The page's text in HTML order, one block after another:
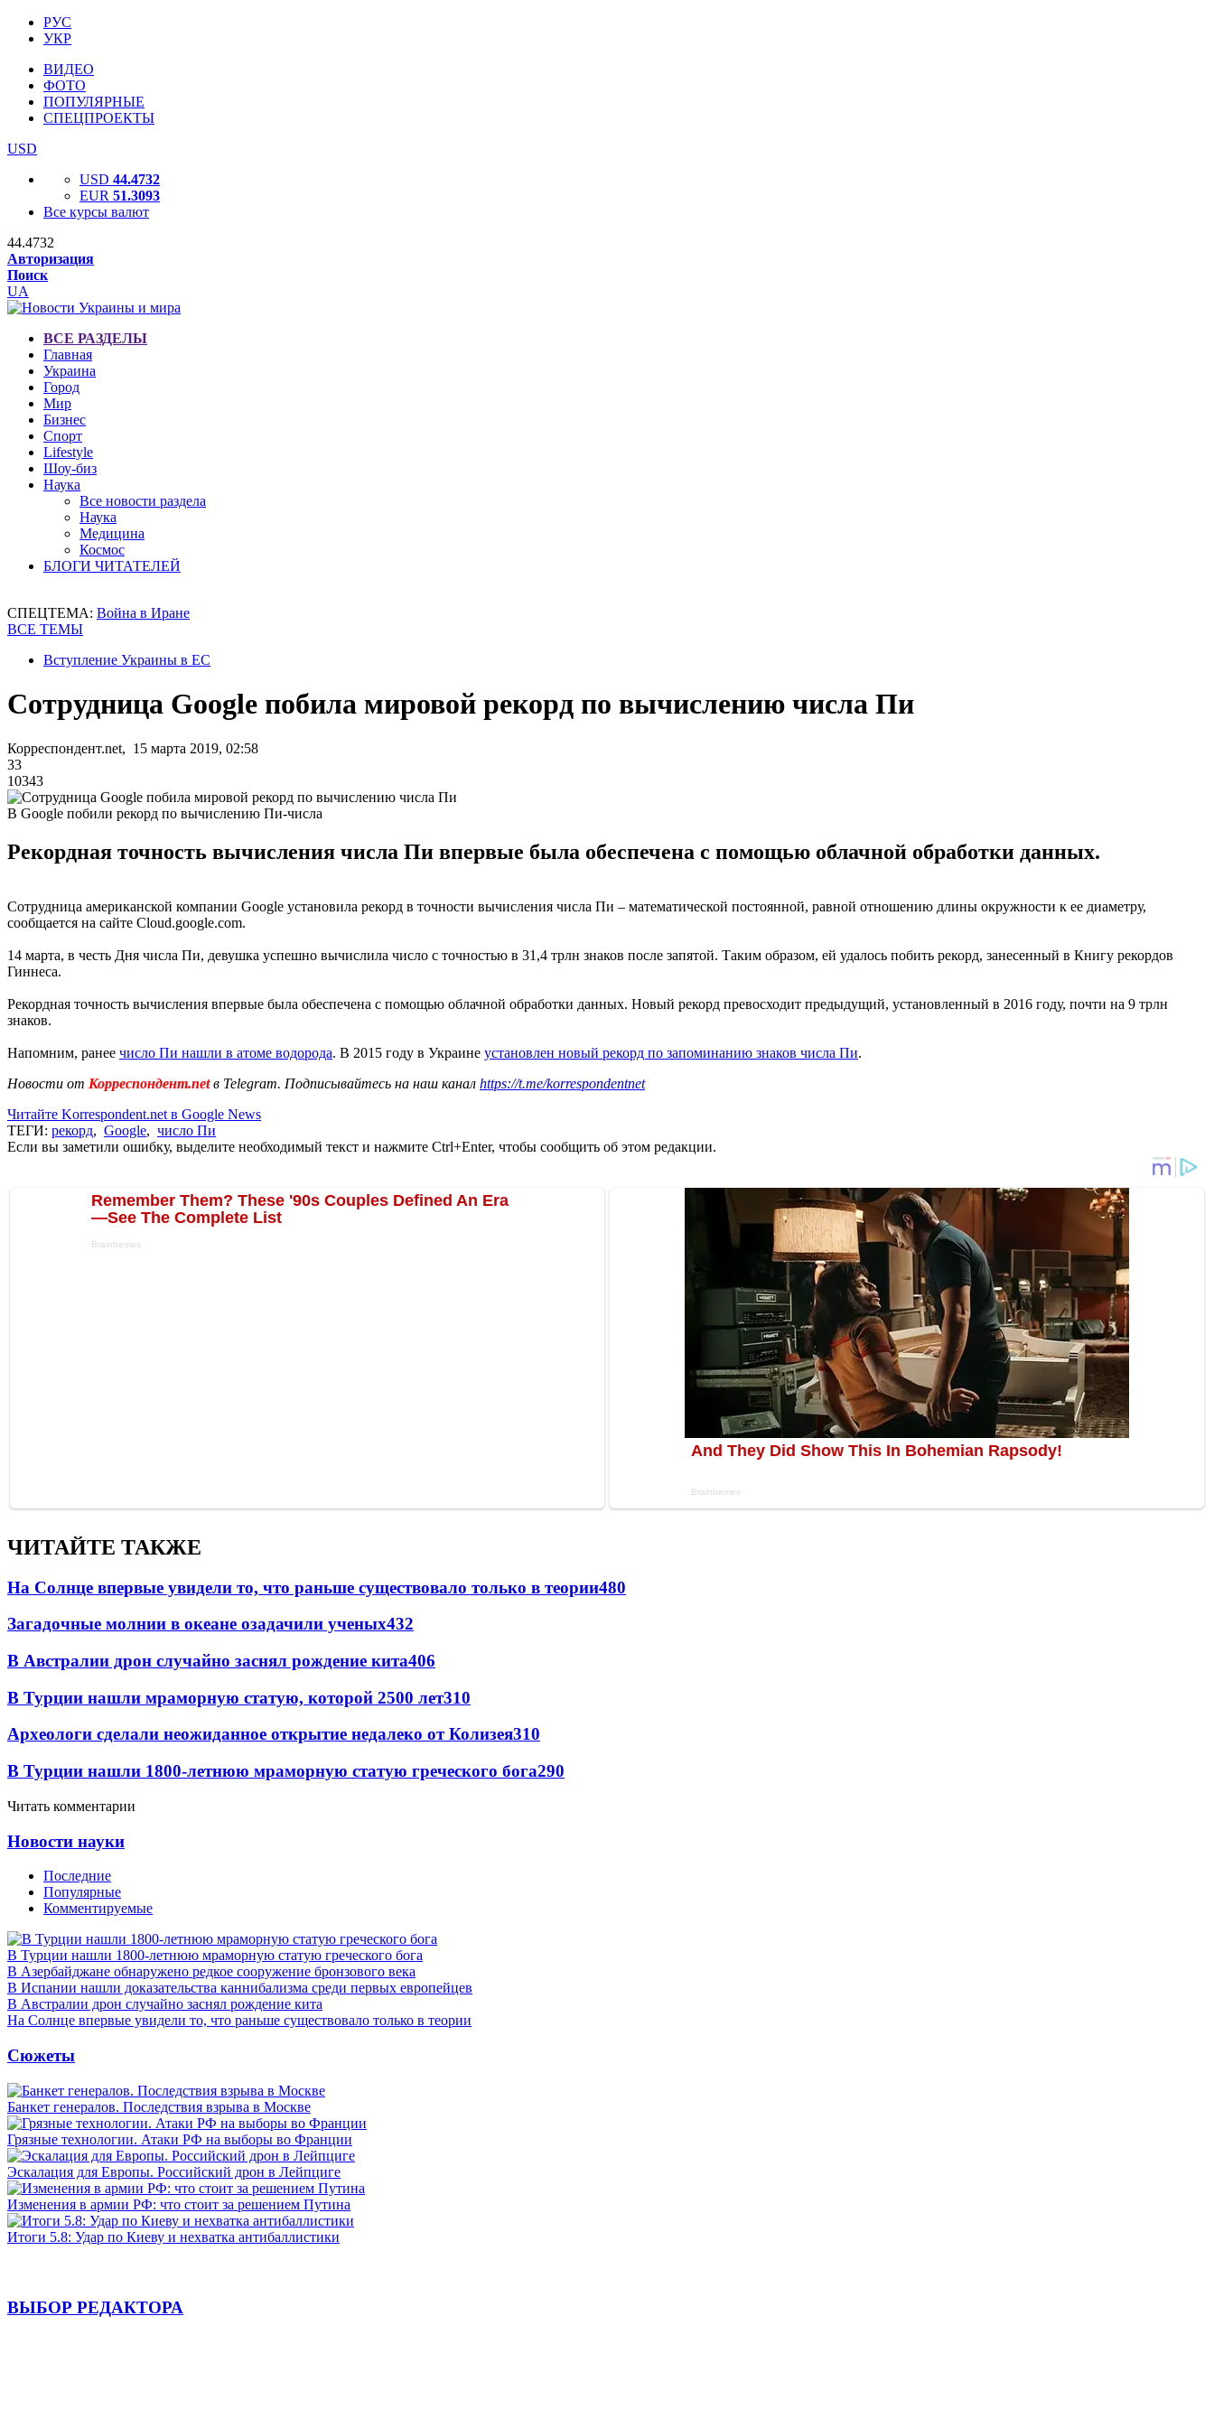
РУС
УКР
ВИДЕО
ФОТО
ПОПУЛЯРНЫЕ
СПЕЦПРОЕКТЫ
USD
USD 44.4732
EUR 51.3093
Все курсы валют
44.4732
Авторизация
Поиск
UA
ВСЕ РАЗДЕЛЫ
Главная
Украина
Город
Мир
Бизнес
Спорт
Lifestyle
Шоу-биз
Наука
Все новости раздела
Наука
Медицина
Космос
БЛОГИ ЧИТАТЕЛЕЙ
СПЕЦТЕМА: Война в Иране
ВСЕ ТЕМЫ
Вступление Украины в ЕС
Сотрудница Google побила мировой рекорд по вычислению числа Пи
Корреспондент.net, 15 марта 2019, 02:58
33
10343
В Google побили рекорд по вычислению Пи-числа
Рекордная точность вычисления числа Пи впервые была обеспечена с помощью облачной обработки данных.
Сотрудница американской компании Google установила рекорд в точности вычисления числа Пи – математической постоянной, равной отношению длины окружности к ее диаметру,
сообщается на сайте Cloud.google.com.
14 марта, в честь Дня числа Пи, девушка успешно вычислила число с точностью в 31,4 трлн знаков после запятой. Таким образом, ей удалось побить рекорд, занесенный в Книгу рекордов
Гиннеса.
Рекордная точность вычисления впервые была обеспечена с помощью облачной обработки данных. Новый рекорд превосходит предыдущий, установленный в 2016 году, почти на 9 трлн
знаков.
Напомним, ранее число Пи нашли в атоме водорода. В 2015 году в Украине установлен новый рекорд по запоминанию знаков числа Пи.
Новости от Корреспондент.netв Telegram. Подписывайтесь на наш канал https://t.me/korrespondentnet
Читайте Korrespondent.net в Google News
ТЕГИ: рекорд, Google, число Пи
Если вы заметили ошибку, выделите необходимый текст и нажмите Ctrl+Enter, чтобы сообщить об этом редакции.
ЧИТАЙТЕ ТАКЖЕ
На Солнце впервые увидели то, что раньше существовало только в теории480
Загадочные молнии в океане озадачили ученых432
В Австралии дрон случайно заснял рождение кита406
В Турции нашли мраморную статую, которой 2500 лет310
Археологи сделали неожиданное открытие недалеко от Колизея310
В Турции нашли 1800-летнюю мраморную статую греческого бога290
Читать комментарии
Новости науки
Последние
Популярные
Комментируемые
В Турции нашли 1800-летнюю мраморную статую греческого бога
В Азербайджане обнаружено редкое сооружение бронзового века
В Испании нашли доказательства каннибализма среди первых европейцев
В Австралии дрон случайно заснял рождение кита
На Солнце впервые увидели то, что раньше существовало только в теории
Сюжеты
Банкет генералов. Последствия взрыва в Москве
Грязные технологии. Атаки РФ на выборы во Франции
Эскалация для Европы. Российский дрон в Лейпциге
Изменения в армии РФ: что стоит за решением Путина
Итоги 5.8: Удар по Киеву и нехватка антибаллистики
ВЫБОР РЕДАКТОРА